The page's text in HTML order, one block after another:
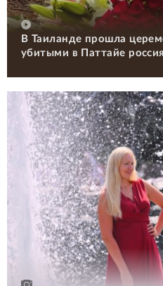
В Таиланде прошла
убитыми в Паттайе